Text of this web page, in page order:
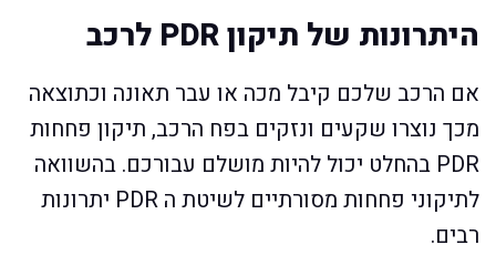
היתרונות של תיקון PDR לרכב
אם הרכב שלכם קיבל מכה או עבר תאונה וכתוצאה
מכך נוצרו שקעים ונזקים בפח הרכב, תיקון פחחות
PDR בהחלט יכול להיות מושלם עבורכם. בהשוואה
לתיקוני פחחות מסורתיים לשיטת ה PDR יתרונות
רבים.